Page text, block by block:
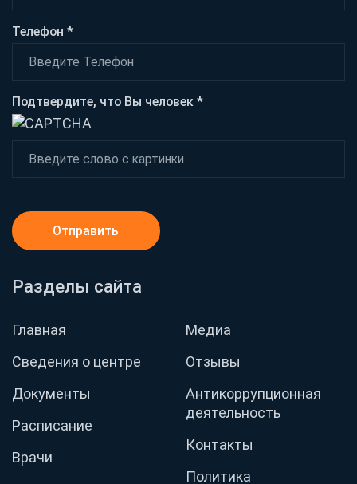
Разделы сайта
Главная
Сведения о центре
Документы
Расписание
Врачи
Медиа
Отзывы
Антикоррупционная
деятельность
Контакты
Политика
Телефон *
Подтвердите, что Вы человек *
Отправить